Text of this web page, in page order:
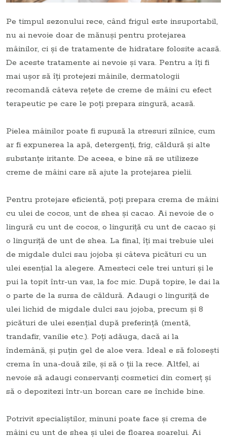
Pe timpul sezonului rece, când frigul este insuportabil,
nu ai nevoie doar de mănuși pentru protejarea
mâinilor, ci și de tratamente de hidratare folosite acasă.
De aceste tratamente ai nevoie și vara. Pentru a îți fi
mai ușor să îți protejezi mâinile, dermatologii
recomandă câteva rețete de creme de mâini cu efect
terapeutic pe care le poți prepara singură, acasă.
Pielea mâinilor poate fi supusă la stresuri zilnice, cum
ar fi expunerea la apă, detergenți, frig, căldură și alte
substanțe iritante. De aceea, e bine să se utilizeze
creme de mâini care să ajute la protejarea pielii.
Pentru protejare eficientă, poți prepara crema de mâini
cu ulei de cocos, unt de shea și cacao. Ai nevoie de o
lingură cu unt de cocos, o linguriță cu unt de cacao și
o linguriță de unt de shea. La final, îți mai trebuie ulei
de migdale dulci sau jojoba și câteva picături cu un
ulei esențial la alegere. Amesteci cele trei unturi și le
pui la topit într-un vas, la foc mic. După topire, le dai la
o parte de la sursa de căldură. Adaugi o linguriță de
ulei lichid de migdale dulci sau jojoba, precum și 8
picături de ulei esențial după preferință (mentă,
trandafir, vanilie etc.). Poți adăuga, dacă ai la
îndemână, și puțin gel de aloe vera. Ideal e să folosești
crema în una-două zile, și să o ții la rece. Altfel, ai
nevoie să adaugi conservanți cosmetici din comerț și
să o depozitezi într-un borcan care se închide bine.
Potrivit specialiștilor, minuni poate face și crema de
mâini cu unt de shea și ulei de floarea soarelui. Ai